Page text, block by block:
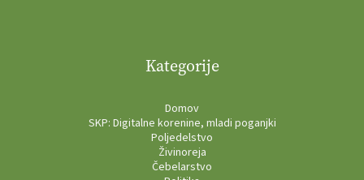
Kategorije
Domov
SKP: Digitalne korenine, mladi poganjki
Poljedelstvo
Živinoreja
Čebelarstvo